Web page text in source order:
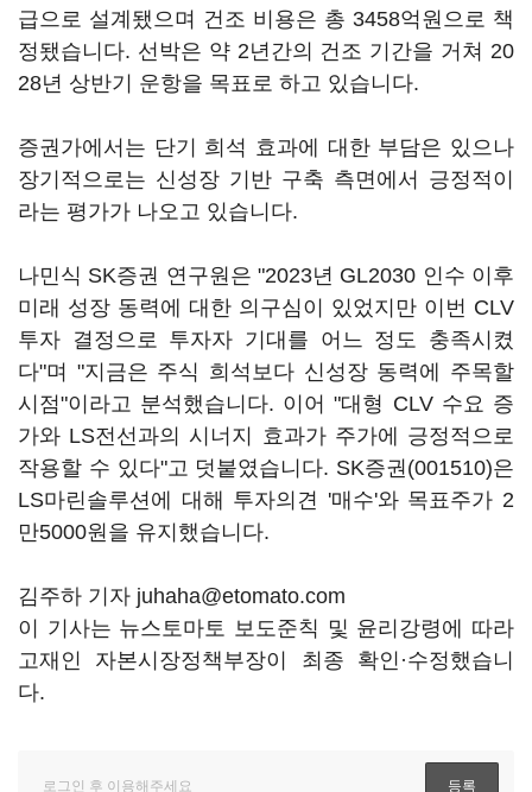
급으로 설계됐으며 건조 비용은 총 3458억원으로 책
정됐습니다. 선박은 약 2년간의 건조 기간을 거쳐 20
28년 상반기 운항을 목표로 하고 있습니다.
증권가에서는 단기 희석 효과에 대한 부담은 있으나
장기적으로는 신성장 기반 구축 측면에서 긍정적이
라는 평가가 나오고 있습니다.
나민식 SK증권 연구원은 "2023년 GL2030 인수 이후
미래 성장 동력에 대한 의구심이 있었지만 이번 CLV
투자 결정으로 투자자 기대를 어느 정도 충족시켰
다"며 "지금은 주식 희석보다 신성장 동력에 주목할
시점"이라고 분석했습니다. 이어 "대형 CLV 수요 증
가와 LS전선과의 시너지 효과가 주가에 긍정적으로
작용할 수 있다"고 덧붙였습니다. SK증권(001510)은
LS마린솔루션에 대해 투자의견 '매수'와 목표주가 2
만5000원을 유지했습니다.
김주하 기자 juhaha@etomato.com
이 기사는 뉴스토마토 보도준칙 및 윤리강령에 따라
고재인 자본시장정책부장이 최종 확인·수정했습니
다.